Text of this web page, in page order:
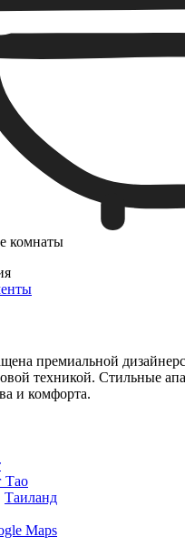
комнаты
премиальной
техникой. Стильные
и комфорта.
Тао
Таиланд
Maps